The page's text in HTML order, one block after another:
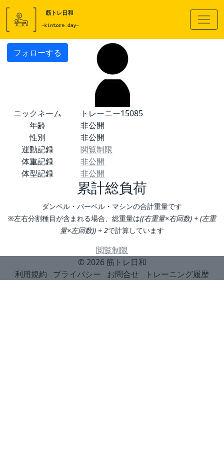
フォローする
ニックネーム
トレーニー15085
年齢
非公開
性別
非公開
運動記録
閲覧制限
体重記録
非公開
体型記録
非公開
累計総負荷
ダンベル・バーベル・マシンの合計重量です
※左右分割種目が含まれる場合、総重量は((右重量×右回数) + (左重
量×左回数)) ÷ 2で計算しています
閲覧制限
© 2026 筋トレ日和
利用規約
プライバシー お問合せ トレーニング履歴